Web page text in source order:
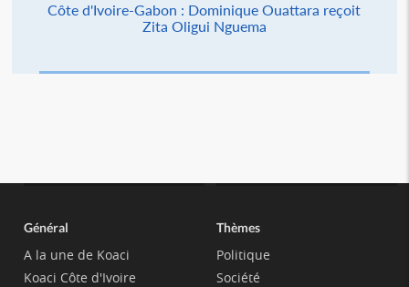
Côte d'Ivoire-Gabon : Dominique Ouattara reçoit
Zita Oligui Nguema
Général
A la une de Koaci
Koaci Côte d'Ivoire
Thèmes
Politique
Société